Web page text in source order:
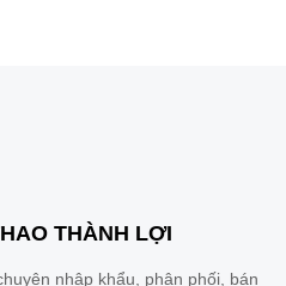
THÀNH LỢI
nhập khẩu, phân phối, bán